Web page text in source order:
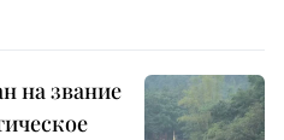
на звание